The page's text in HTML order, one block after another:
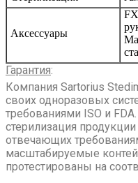
Аксессуары
Гарантия:
Компания Sartorius
своих одноразовых
требованиями ISO и
стерилизация
отвечающих
масштабируемые
протестированы на